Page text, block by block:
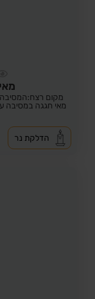
מקום
מאי חגגה במסיבה
הדלקת נר